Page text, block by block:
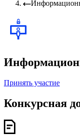
Принять участие
Конкурсная